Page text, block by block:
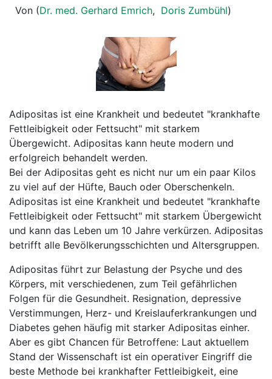
Von (Dr. med. Gerhard Emrich, Doris Zumbühl)
Adipositas ist eine Krankheit und bedeutet "krankhafte
Fettleibigkeit oder Fettsucht" mit starkem
Übergewicht. Adipositas kann heute modern und
erfolgreich behandelt werden.
Bei der Adipositas geht es nicht nur um ein paar Kilos
zu viel auf der Hüfte, Bauch oder Oberschenkeln.
Adipositas ist eine Krankheit und bedeutet "krankhafte
Fettleibigkeit oder Fettsucht" mit starkem Übergewicht
und kann das Leben um 10 Jahre verkürzen. Adipositas
betrifft alle Bevölkerungsschichten und Altersgruppen.
Adipositas führt zur Belastung der Psyche und des
Körpers, mit verschiedenen, zum Teil gefährlichen
Folgen für die Gesundheit. Resignation, depressive
Verstimmungen, Herz- und Kreislauferkrankungen und
Diabetes gehen häufig mit starker Adipositas einher.
Aber es gibt Chancen für Betroffene: Laut aktuellem
Stand der Wissenschaft ist ein operativer Eingriff die
beste Methode bei krankhafter Fettleibigkeit, eine